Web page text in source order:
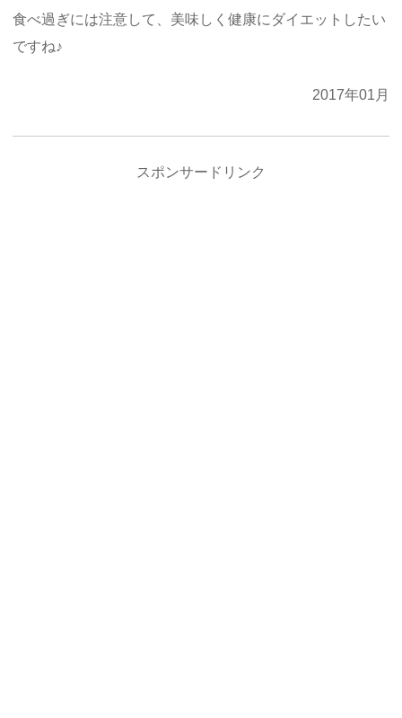
食べ過ぎには注意して、美味しく健康にダイエットしたい
ですね♪
2017年01月
スポンサードリンク